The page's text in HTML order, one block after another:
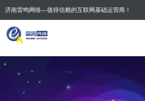
济南雷鸣网络---值得信赖的互联网基础运营商！